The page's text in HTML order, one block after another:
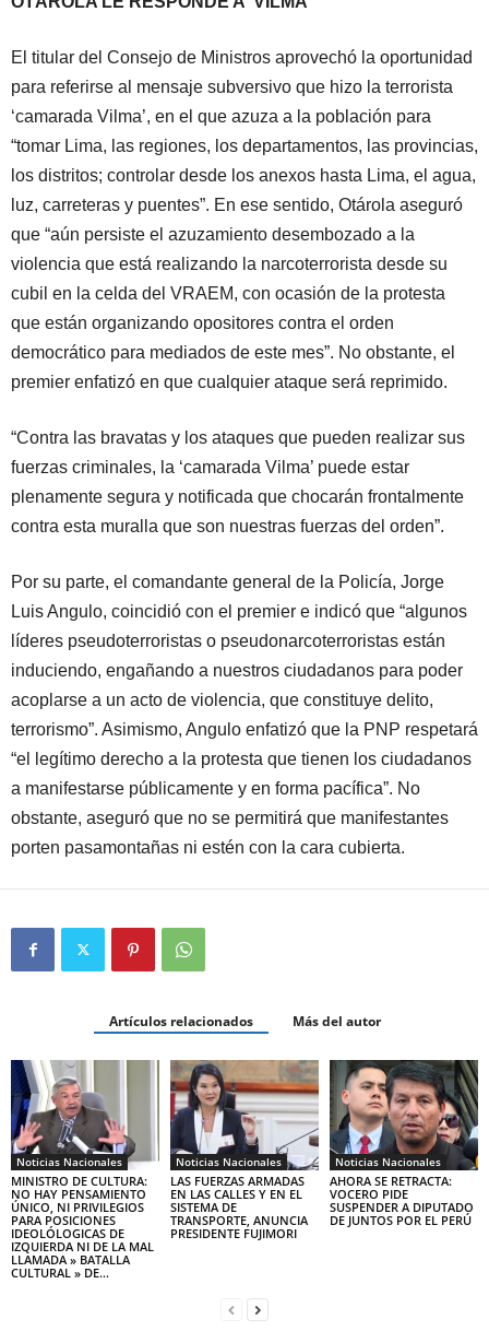
El titular del Consejo de Ministros aprovechó la oportunidad
para referirse al mensaje subversivo que hizo la terrorista
‘camarada Vilma’, en el que azuza a la población para
“tomar Lima, las regiones, los departamentos, las provincias,
los distritos; controlar desde los anexos hasta Lima, el agua,
luz, carreteras y puentes”. En ese sentido, Otárola aseguró
que “aún persiste el azuzamiento desembozado a la
violencia que está realizando la narcoterrorista desde su
cubil en la celda del VRAEM, con ocasión de la protesta
que están organizando opositores contra el orden
democrático para mediados de este mes”. No obstante, el
premier enfatizó en que cualquier ataque será reprimido.
“Contra las bravatas y los ataques que pueden realizar sus
fuerzas criminales, la ‘camarada Vilma’ puede estar
plenamente segura y notificada que chocarán frontalmente
contra esta muralla que son nuestras fuerzas del orden”.
Por su parte, el comandante general de la Policía, Jorge
Luis Angulo, coincidió con el premier e indicó que “algunos
líderes pseudoterroristas o pseudonarcoterroristas están
induciendo, engañando a nuestros ciudadanos para poder
acoplarse a un acto de violencia, que constituye delito,
terrorismo”. Asimismo, Angulo enfatizó que la PNP respetará
“el legítimo derecho a la protesta que tienen los ciudadanos
a manifestarse públicamente y en forma pacífica”. No
obstante, aseguró que no se permitirá que manifestantes
porten pasamontañas ni estén con la cara cubierta.
Artículos relacionados Más del autor
Noticias Nacionales
MINISTRO DE CULTURA:
NO HAY PENSAMIENTO
ÚNICO, NI PRIVILEGIOS
PARA POSICIONES
IDEOLÓLOGICAS DE
IZQUIERDA NI DE LA MAL
LLAMADA » BATALLA
CULTURAL » DE...
Noticias Nacionales
LAS FUERZAS ARMADAS
EN LAS CALLES Y EN EL
SISTEMA DE
TRANSPORTE, ANUNCIA
PRESIDENTE FUJIMORI
Noticias Nacionales
AHORA SE RETRACTA:
VOCERO PIDE
SUSPENDER A DIPUTADO
DE JUNTOS POR EL PERÚ